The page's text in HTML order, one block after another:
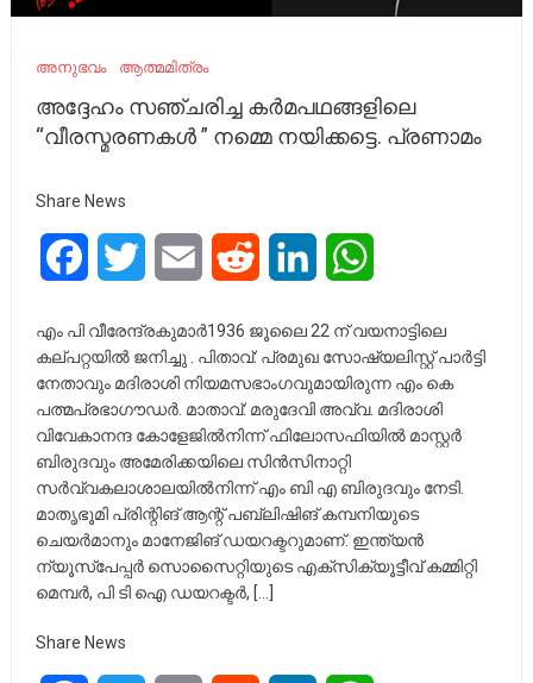
അനുഭവം ആത്മമിത്രം
അദ്ദേഹം സഞ്ചരിച്ച കർമപഥങ്ങളിലെ
“വീരസ്മരണകൾ ” നമ്മെ നയിക്കട്ടെ. പ്രണാമം
Share News
FacebookTwitter Email Reddit LinkedIn
എം പി വീരേന്ദ്രകുമാര്‍1936 ജൂലൈ 22 ന് വയനാട്ടിലെ
കല്പറ്റയില്‍ ജനിച്ചു . പിതാവ്: പ്രമുഖ സോഷ്യലിസ്റ്റ് പാര്‍ട്ടി
നേതാവും മദിരാശി നിയമസഭാംഗവുമായിരുന്ന എം കെ
പത്മപ്രഭാഗൗഡര്‍. മാതാവ്: മരുദേവി അവ്വ. മദിരാശി
വിവേകാനന്ദ കോളേജില്‍നിന്ന് ഫിലോസഫിയില്‍ മാസ്റ്റര്‍
ബിരുദവും അമേരിക്കയിലെ സിന്‍സിനാറ്റി
സര്‍വ്വകലാശാലയില്‍നിന്ന് എം ബി എ ബിരുദവും നേടി.
മാതൃഭൂമി പ്രിന്റിങ് ആന്റ് പബ്ലിഷിങ് കമ്പനിയുടെ
ചെയര്‍മാനും മാനേജിങ് ഡയറക്ടറുമാണ്. ഇന്ത്യന്‍
ന്യൂസ്‌പേപ്പര്‍ സൊസൈറ്റിയുടെ എക്‌സിക്യൂട്ടീവ് കമ്മിറ്റി
മെമ്പര്‍, പി ടി ഐ ഡയറക്ടര്‍, […]
Share News